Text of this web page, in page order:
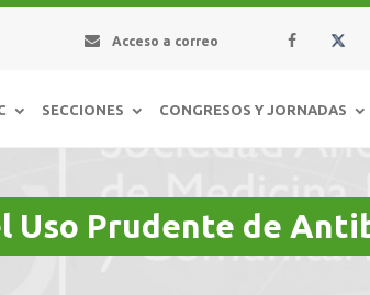
Acceso a correo
SECCIONES CONGRESOS Y JORNADAS
Uso Prudente de